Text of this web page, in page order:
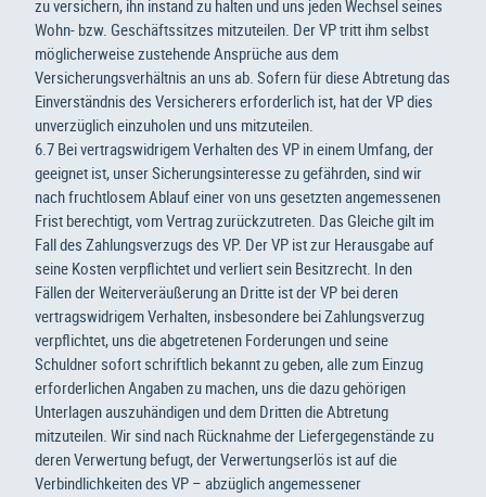
zu versichern, ihn instand zu halten und uns jeden Wechsel seines
Wohn- bzw. Geschäftssitzes mitzuteilen. Der VP tritt ihm selbst
möglicherweise zustehende Ansprüche aus dem
Versicherungsverhältnis an uns ab. Sofern für diese Abtretung das
Einverständnis des Versicherers erforderlich ist, hat der VP dies
unverzüglich einzuholen und uns mitzuteilen.
6.7 Bei vertragswidrigem Verhalten des VP in einem Umfang, der
geeignet ist, unser Sicherungsinteresse zu gefährden, sind wir
nach fruchtlosem Ablauf einer von uns gesetzten angemessenen
Frist berechtigt, vom Vertrag zurückzutreten. Das Gleiche gilt im
Fall des Zahlungsverzugs des VP. Der VP ist zur Herausgabe auf
seine Kosten verpflichtet und verliert sein Besitzrecht. In den
Fällen der Weiterveräußerung an Dritte ist der VP bei deren
vertragswidrigem Verhalten, insbesondere bei Zahlungsverzug
verpflichtet, uns die abgetretenen Forderungen und seine
Schuldner sofort schriftlich bekannt zu geben, alle zum Einzug
erforderlichen Angaben zu machen, uns die dazu gehörigen
Unterlagen auszuhändigen und dem Dritten die Abtretung
mitzuteilen. Wir sind nach Rücknahme der Liefergegenstände zu
deren Verwertung befugt, der Verwertungserlös ist auf die
Verbindlichkeiten des VP – abzüglich angemessener